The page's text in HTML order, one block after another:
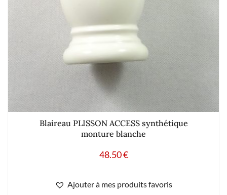
Blaireau PLISSON ACCESS synthétique
monture blanche
48.50€
Ajouter à mes produits favoris